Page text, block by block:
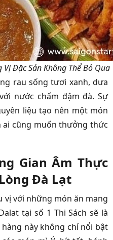
Đặc Sản Không Thể Bỏ Qua
rau sống tươi xanh, dưa
nước chấm đậm đà. Sự
liệu tạo nên một món
ai cũng muốn thưởng thức
Gian Âm Thực
Đà Lạt
vị với những món ăn mang
tại số 1 Thi Sách sẽ là
này không chỉ nổi bật